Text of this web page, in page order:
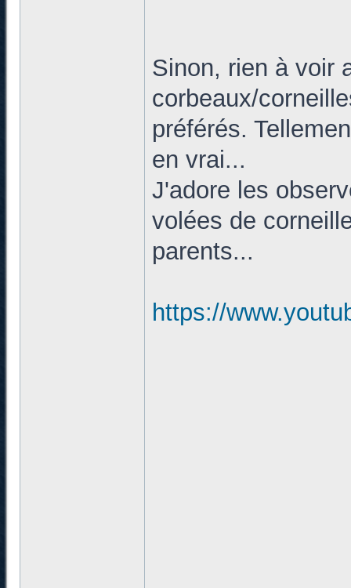
Sinon, rien à voir
corbeaux/
préférés.
en vrai...
J'adore les
volées de
parents...
https://